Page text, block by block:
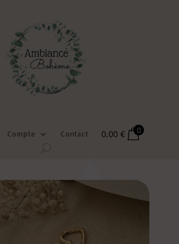
Compte Contact 0,00€ 0